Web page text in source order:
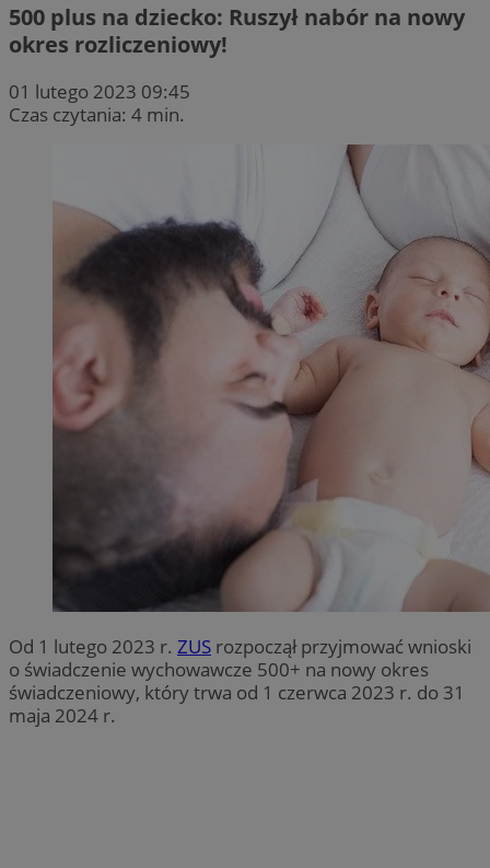
500 plus na dziecko: Ruszył nabór na nowy
okres rozliczeniowy!
01 lutego 2023 09:45
Czas czytania: 4 min.
Od 1 lutego 2023 r. ZUS rozpoczął przyjmować wnioski
o świadczenie wychowawcze 500+ na nowy okres
świadczeniowy, który trwa od 1 czerwca 2023 r. do 31
maja 2024 r.